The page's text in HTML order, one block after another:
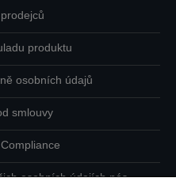
produktu
osobních údajů
smlouvy
osobních údajích nás